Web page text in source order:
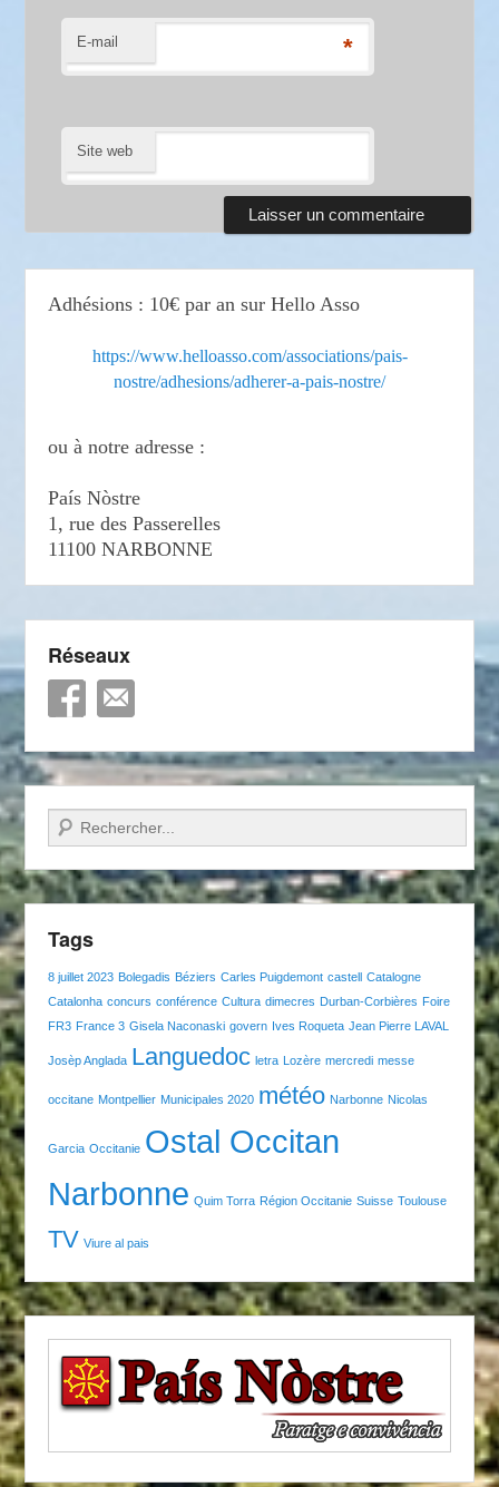
E-mail *
Site web
Adhésions : 10€ par an sur Hello Asso
https://www.helloasso.com/associations/pais-
nostre/adhesions/adherer-a-pais-nostre/
ou à notre adresse :
País Nòstre
1, rue des Passerelles
11100 NARBONNE
Réseaux
Recherche
Tags
8 juillet 2023 Bolegadis Béziers Carles Puigdemont castell
Catalogne
Catalonha concurs conférence Cultura dimecres Durban-Corbières Foire
FR3 France 3 Gisela Naconaski govern Ives Roqueta Jean Pierre LAVAL
Josèp Anglada Languedoc letra Lozère mercredi messe
occitane Montpellier Municipales 2020 météo Narbonne Nicolas
Garcia Occitanie Ostal Occitan
Narbonne Quim Torra Région Occitanie Suisse Toulouse
TV Viure al pais